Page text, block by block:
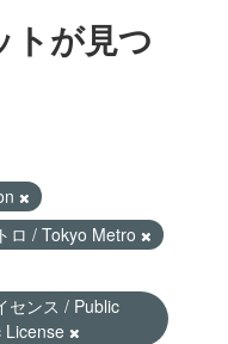
トが見つ
ロ / Tokyo Metro
センス / Public
License